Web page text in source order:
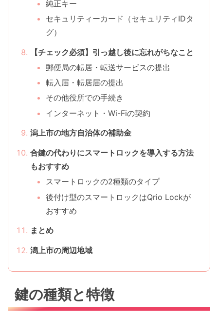
純正キー
セキュリティーカード（セキュリティIDタ
グ）
【チェック必須】引っ越し後に忘れがちなこと
郵便局の転居・転送サービスの提出
転入届・転居届の提出
その他役所での手続き
インターネット・Wi-Fiの契約
潟上市の地方自治体の補助金
合鍵の代わりにスマートロックを導入する方法
もおすすめ
スマートロックの2種類のタイプ
後付け型のスマートロックはQrio Lockが
おすすめ
まとめ
潟上市の周辺地域
鍵の種類と特徴